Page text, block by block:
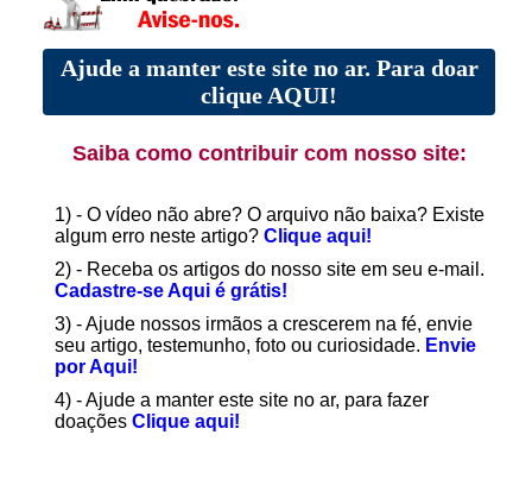
Ajude a manter este site no ar. Para doar
clique AQUI!
Saiba como contribuir com nosso site:
1) - O vídeo não abre? O arquivo não baixa? Existe
algum erro neste artigo? Clique aqui!
2) - Receba os artigos do nosso site em seu e-mail.
Cadastre-se Aqui é grátis!
3) - Ajude nossos irmãos a crescerem na fé, envie
seu artigo, testemunho, foto ou curiosidade. Envie
por Aqui!
4) - Ajude a manter este site no ar, para fazer
doações Clique aqui!